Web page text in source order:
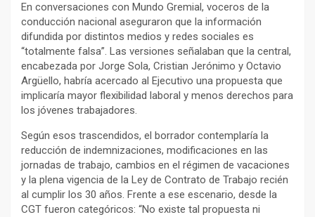
En conversaciones con Mundo Gremial, voceros de la
conducción nacional aseguraron que la información
difundida por distintos medios y redes sociales es
“totalmente falsa”. Las versiones señalaban que la central,
encabezada por Jorge Sola, Cristian Jerónimo y Octavio
Argüello, habría acercado al Ejecutivo una propuesta que
implicaría mayor flexibilidad laboral y menos derechos para
los jóvenes trabajadores.
Según esos trascendidos, el borrador contemplaría la
reducción de indemnizaciones, modificaciones en las
jornadas de trabajo, cambios en el régimen de vacaciones
y la plena vigencia de la Ley de Contrato de Trabajo recién
al cumplir los 30 años. Frente a ese escenario, desde la
CGT fueron categóricos: “No existe tal propuesta ni